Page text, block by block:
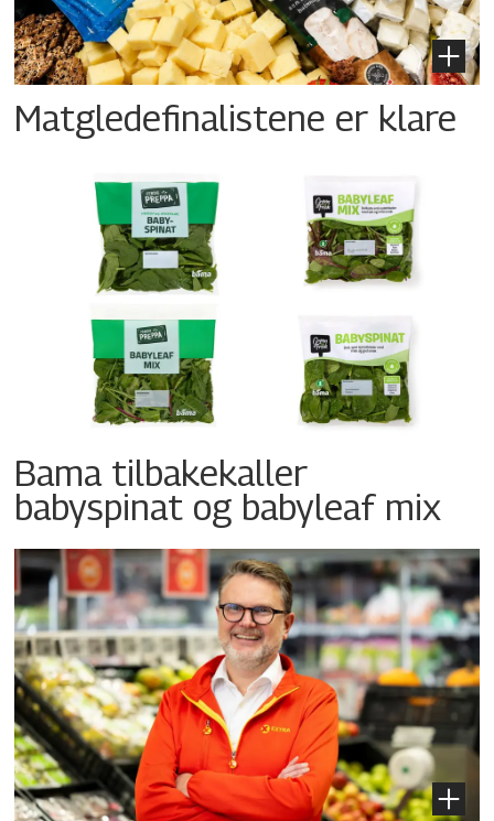
Matgledefinalistene er klare
Bama tilbakekaller
babyspinat og babyleaf mix